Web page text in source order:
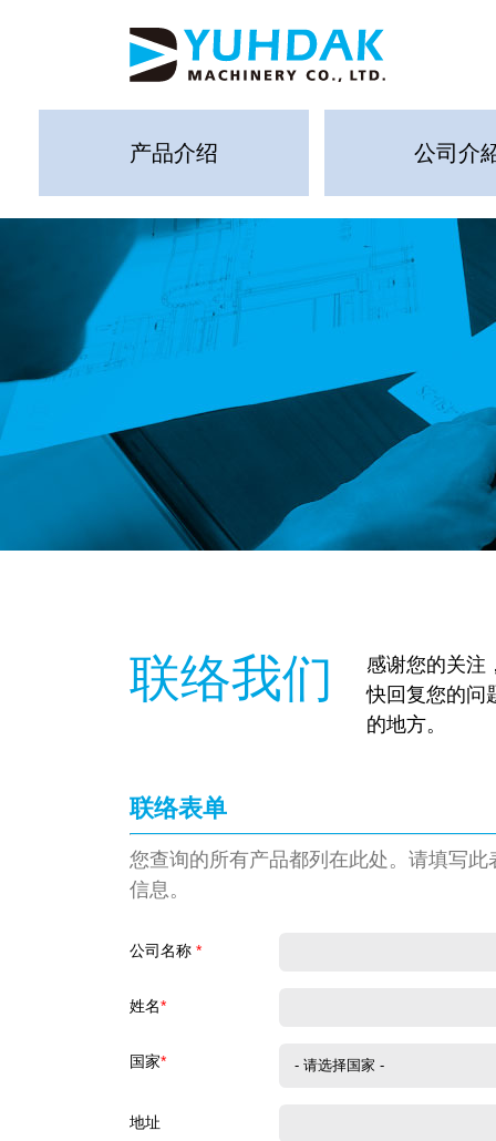
产品介绍 公司介
联络我们
感谢您的关注
快回复您的问
的地方。
联络表单
您查询的所有产品都列在此处。请填写
信息。
公司名称 *
姓名*
国家*
地址